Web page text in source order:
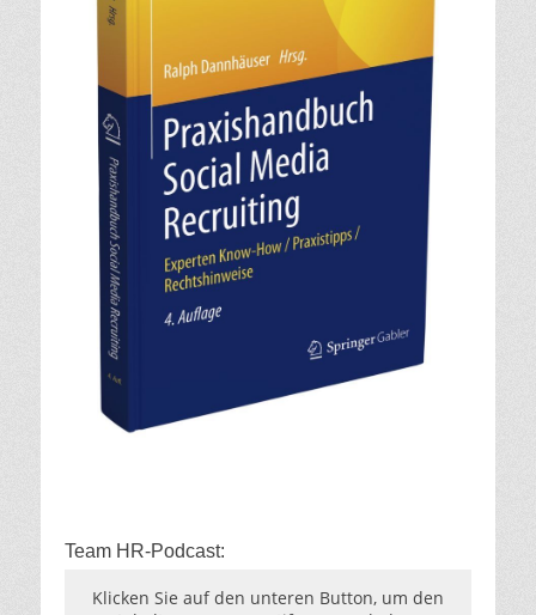
Team HR-Podcast:
Klicken Sie auf den unteren Button, um den